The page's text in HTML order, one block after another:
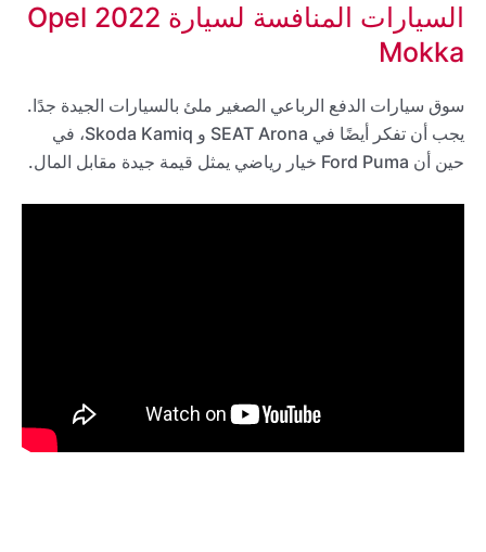
السيارات المنافسة لسيارة 2022 Opel
Mokka
سوق سيارات الدفع الرباعي الصغير ملئ بالسيارات الجيدة جدًا.
يجب أن تفكر أيضًا في SEAT Arona و Skoda Kamiq، في
حين أن Ford Puma خيار رياضي يمثل قيمة جيدة مقابل المال.